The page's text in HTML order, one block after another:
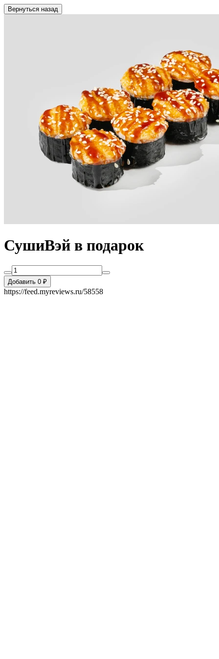
Вернуться назад
СушиВэй в подарок
Добавить 0 ₽
https://feed.myreviews.ru/58558